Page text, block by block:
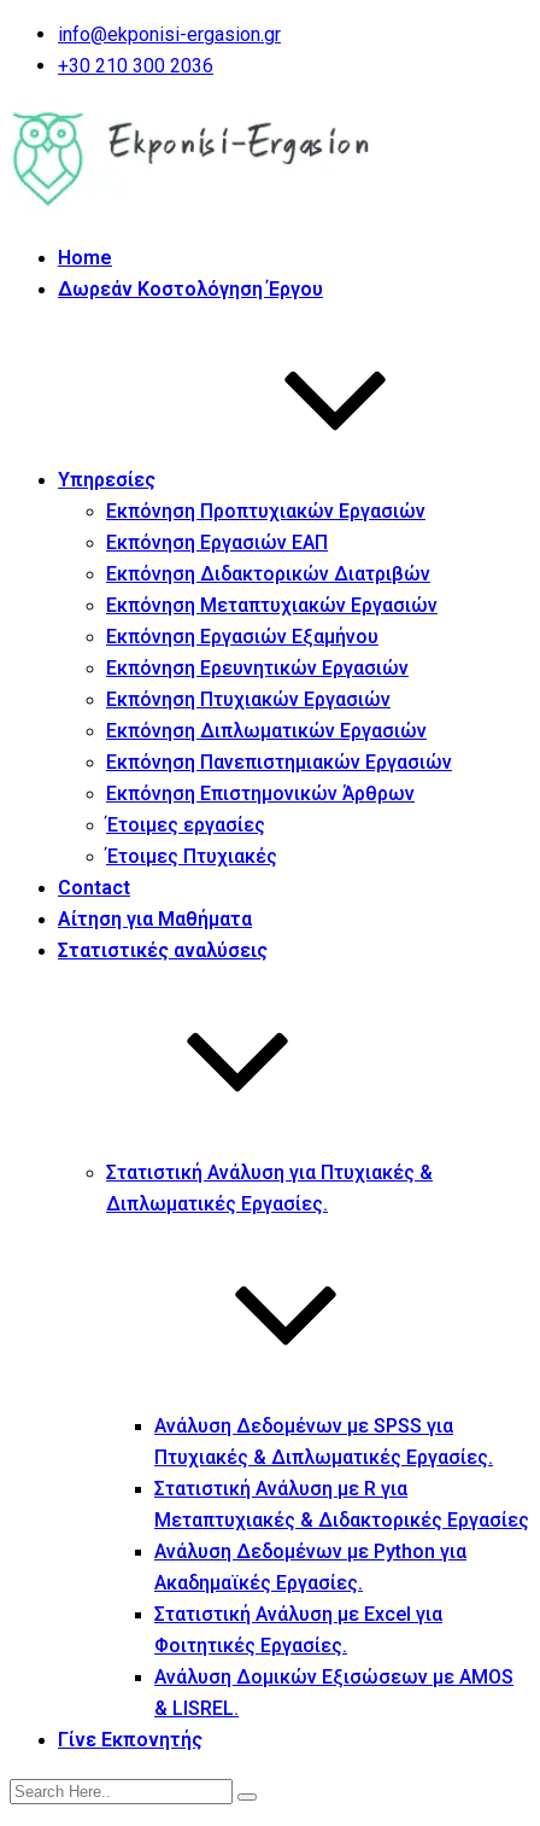
info@ekponisi-ergasion.gr
+30 210 300 2036
Home
Δωρεάν Κοστολόγηση Έργου
Υπηρεσίες
Εκπόνηση Προπτυχιακών Εργασιών
Εκπόνηση Εργασιών ΕΑΠ
Εκπόνηση Διδακτορικών Διατριβών
Εκπόνηση Μεταπτυχιακών Εργασιών
Εκπόνηση Εργασιών Εξαμήνου
Εκπόνηση Ερευνητικών Εργασιών
Εκπόνηση Πτυχιακών Εργασιών
Εκπόνηση Διπλωματικών Εργασιών
Εκπόνηση Πανεπιστημιακών Εργασιών
Εκπόνηση Επιστημονικών Άρθρων
Έτοιμες εργασίες
Έτοιμες Πτυχιακές
Contact
Αίτηση για Μαθήματα
Στατιστικές αναλύσεις
Στατιστική Ανάλυση για Πτυχιακές &
Διπλωματικές Εργασίες.
Ανάλυση Δεδομένων με SPSS για
Πτυχιακές & Διπλωματικές Εργασίες.
Στατιστική Ανάλυση με R για
Μεταπτυχιακές & Διδακτορικές Εργασίες
Ανάλυση Δεδομένων με Python για
Ακαδημαϊκές Εργασίες.
Στατιστική Ανάλυση με Excel για
Φοιτητικές Εργασίες.
Ανάλυση Δομικών Εξισώσεων με AMOS
& LISREL.
Γίνε Εκπονητής